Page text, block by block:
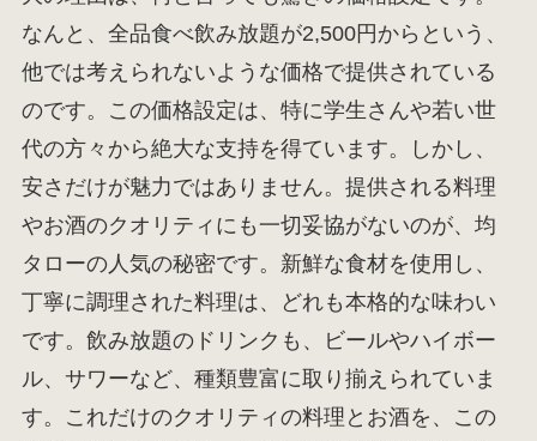
なんと、全品食べ飲み放題が2,500円からという、
他では考えられないような価格で提供されている
のです。この価格設定は、特に学生さんや若い世
代の方々から絶大な支持を得ています。しかし、
安さだけが魅力ではありません。提供される料理
やお酒のクオリティにも一切妥協がないのが、均
タローの人気の秘密です。新鮮な食材を使用し、
丁寧に調理された料理は、どれも本格的な味わい
です。飲み放題のドリンクも、ビールやハイボー
ル、サワーなど、種類豊富に取り揃えられていま
す。これだけのクオリティの料理とお酒を、この